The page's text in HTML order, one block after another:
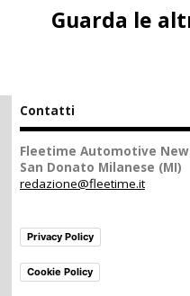
Guarda le
Contatti
Fleetime Automotive
San Donato Milanese (MI)
redazione@fleetime.it
Privacy Policy
Cookie Policy